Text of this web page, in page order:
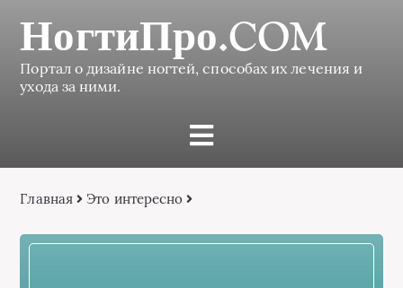
НогтиПро.COM
Портал о дизайне ногтей, способах их лечения и
ухода за ними.
Главная Это интересно